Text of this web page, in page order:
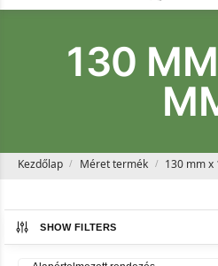
130
Kezdőlap / Méret termék / 130 mm x
SHOW FILTERS